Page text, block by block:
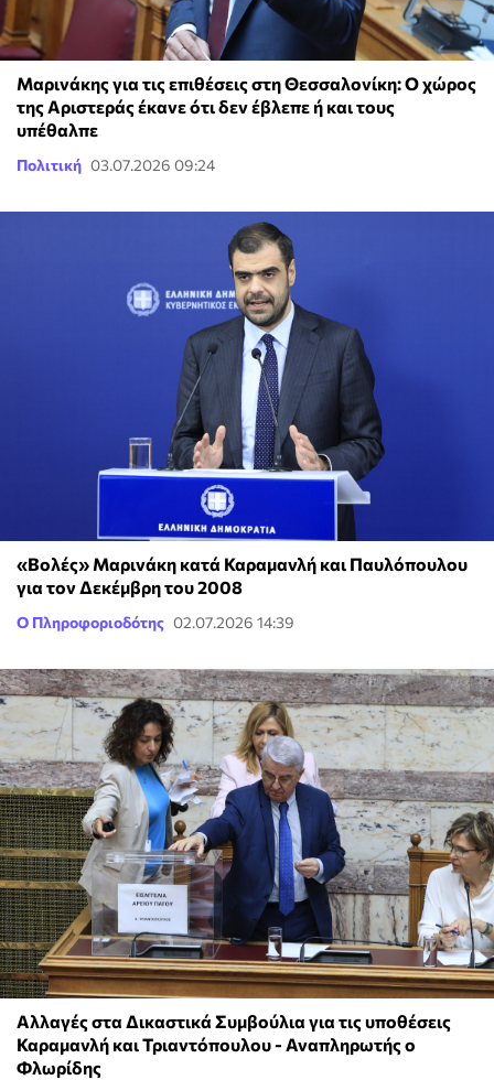
Μαρινάκης για τις επιθέσεις στη Θεσσαλονίκη: Ο χώρος
της Αριστεράς έκανε ότι δεν έβλεπε ή και τους
υπέθαλπε
Πολιτική 03.07.2026 09:24
«Βολές» Μαρινάκη κατά Καραμανλή και Παυλόπουλου
για τον Δεκέμβρη του 2008
Ο Πληροφοριοδότης 02.07.2026 14:39
Αλλαγές στα Δικαστικά Συμβούλια για τις υποθέσεις
Καραμανλή και Τριαντόπουλου - Αναπληρωτής ο
Φλωρίδης